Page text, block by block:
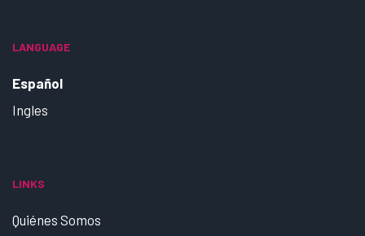
LANGUAGE
Español
Ingles
LINKS
Quiénes Somos